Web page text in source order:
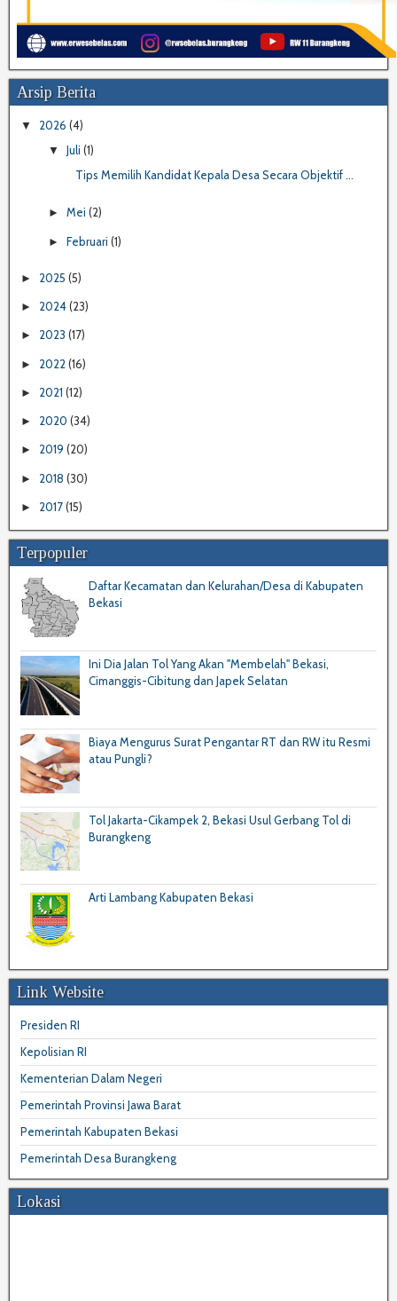
Arsip Berita
▼ 2026 (4)
▼ Juli (1)
Tips Memilih Kandidat Kepala Desa Secara Objektif ...
► Mei (2)
► Februari (1)
► 2025 (5)
► 2024(23)
► 2023 (17)
► 2022 (16)
► 2021 (12)
► 2020 (34)
► 2019 (20)
► 2018 (30)
► 2017(15)
Terpopuler
Daftar Kecamatan dan Kelurahan/Desa di Kabupaten
Bekasi
Ini Dia Jalan Tol Yang Akan "Membelah" Bekasi,
Cimanggis-Cibitung dan Japek Selatan
Biaya Mengurus Surat Pengantar RT dan RW itu Resmi
atau Pungli?
Tol Jakarta-Cikampek 2, Bekasi Usul Gerbang Tol di
Burangkeng
Arti Lambang Kabupaten Bekasi
Link Website
Presiden RI
Kepolisian RI
Kementerian Dalam Negeri
Pemerintah Provinsi Jawa Barat
Pemerintah Kabupaten Bekasi
Pemerintah Desa Burangkeng
Lokasi